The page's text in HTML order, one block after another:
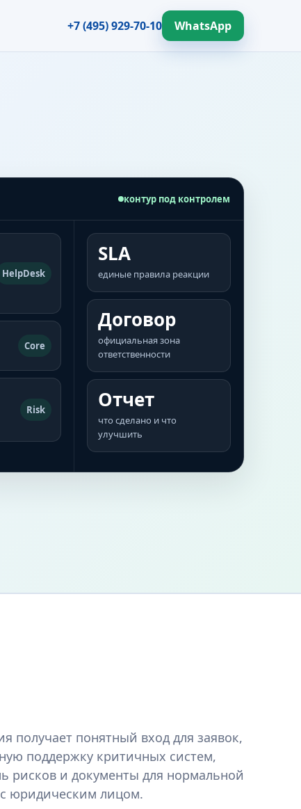
+7 (495) 929-70-10 WhatsApp
контур под контролем
HelpDesk
Core
Risk
SLA
единые правила реакции
Договор
официальная зона
ответственности
Отчет
что сделано и что
улучшить
получает понятный вход для заявок,
поддержку критичных систем,
рисков и документы для нормальной
юридическим лицом.